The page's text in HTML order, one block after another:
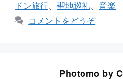
ドン旅行、 聖地巡礼、 音楽
コメントをどうぞ
Photomo by